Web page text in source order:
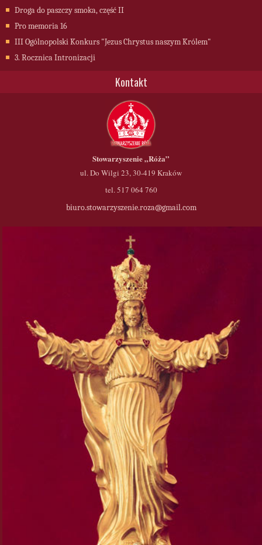
Droga do paszczy smoka, część II
Pro memoria 16
III Ogólnopolski Konkurs "Jezus Chrystus naszym Królem"
3. Rocznica Intronizacji
Kontakt
Stowarzyszenie„Róża”
ul. Do Wilgi 23, 30-419 Kraków
tel. 517 064 760
biuro.stowarzyszenie.roza@gmail.com